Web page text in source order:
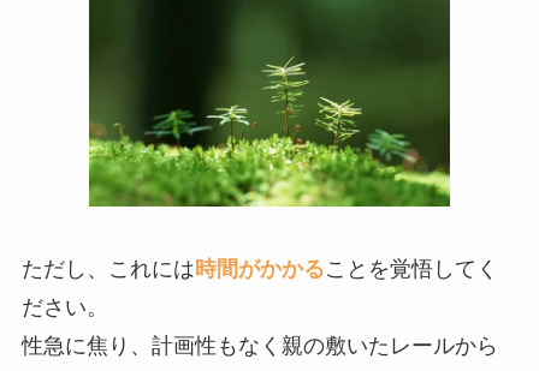
ただし、これには時間がかかることを覚悟してく
ださい。
性急に焦り、計画性もなく親の敷いたレールから